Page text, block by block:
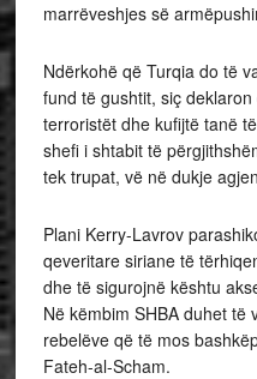
marrëveshjes së
Ndërkohë që Turqia do të
fund të gushtit, siç
terroristët dhe kufijtë tanë
shefi i shtabit të
tek trupat, vë në dukje
Plani Kerry-Lavrov
qeveritare siriane të
dhe të sigurojnë kështu
Në këmbim SHBA duhet të
rebelëve që të mos
Fateh-al-Scham.